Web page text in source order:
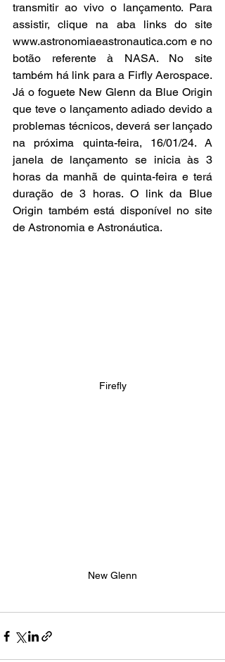
transmitir ao vivo o lançamento. Para
www.astronomiaeastronautica.com e no
botão referente à NASA. No site
também há link para a Firfly Aerospace.
Já o foguete New Glenn da Blue Origin
que teve o lançamento adiado devido a
problemas técnicos, deverá ser lançado
na próxima quinta-feira, 16/01/24. A
janela de lançamento se inicia às 3
horas da manhã de quinta-feira e terá
duração de 3 horas. O link da Blue
Origin também está disponível no site
de Astronomia e Astronáutica.
Firefly
New Glenn